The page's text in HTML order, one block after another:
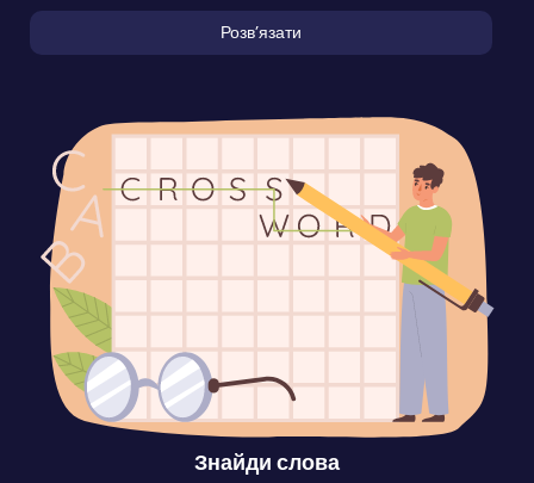
Розвʼязати
Знайди слова